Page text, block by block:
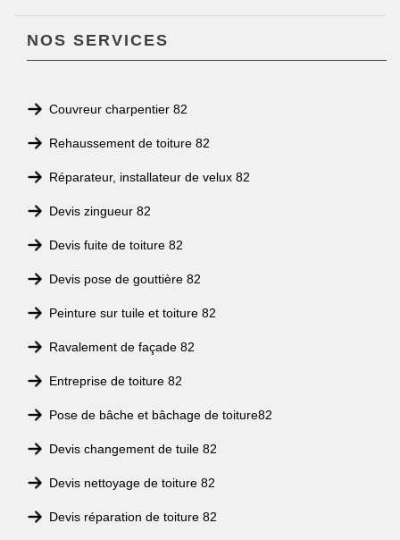
NOS SERVICES
Couvreur charpentier 82
Rehaussement de toiture 82
Réparateur, installateur de velux 82
Devis zingueur 82
Devis fuite de toiture 82
Devis pose de gouttière 82
Peinture sur tuile et toiture 82
Ravalement de façade 82
Entreprise de toiture 82
Pose de bâche et bâchage de toiture82
Devis changement de tuile 82
Devis nettoyage de toiture 82
Devis réparation de toiture 82